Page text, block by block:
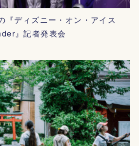
『ディズニー・オン・アイス
』記者発表会